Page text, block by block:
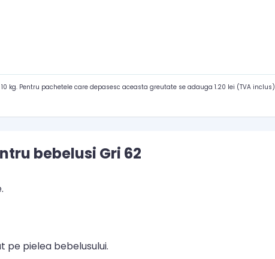
kg. Pentru pachetele care depasesc aceasta greutate se adauga 1.20 lei (TVA inclus)
bebelusi Gri 62
pe pielea bebelusului.